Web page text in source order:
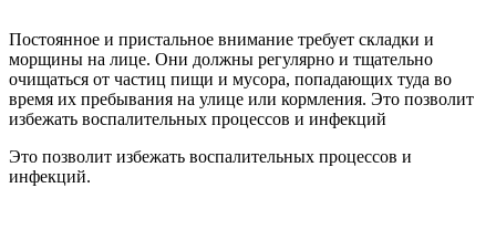
Постоянное и пристальное внимание требует складки и
морщины на лице. Они должны регулярно и тщательно
очищаться от частиц пищи и мусора, попадающих туда во
время их пребывания на улице или кормления. Это позволит
избежать воспалительных процессов и инфекций
Это позволит избежать воспалительных процессов и
инфекций.